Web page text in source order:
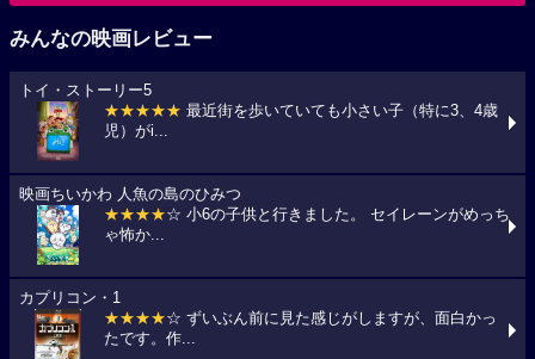
みんなの映画レビュー
トイ・ストーリー5
★★★★★ 最近街を歩いていても小さい子（特に3、4歳
児）がi...
映画ちいかわ 人魚の島のひみつ
★★★★☆ 小6の子供と行きました。 セイレーンがめっち
ゃ怖か...
カプリコン・1
★★★★☆ ずいぶん前に見た感じがしますが、面白かっ
たです。作...